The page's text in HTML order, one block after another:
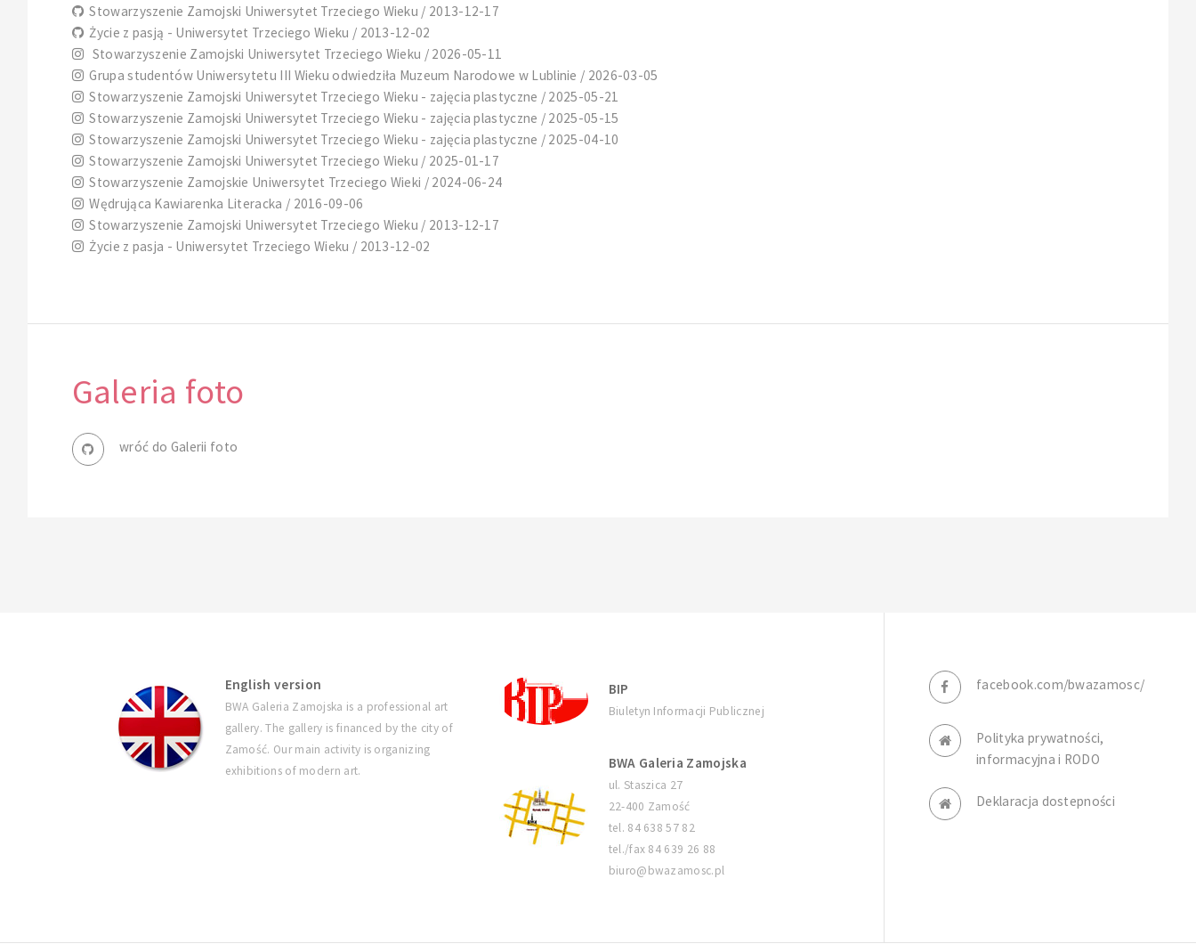
Stowarzyszenie Zamojski Uniwersytet Trzeciego Wieku / 2013-12-17
Życie z pasją - Uniwersytet Trzeciego Wieku / 2013-12-02
Stowarzyszenie Zamojski Uniwersytet Trzeciego Wieku / 2026-05-11
Grupa studentów Uniwersytetu III Wieku odwiedziła Muzeum Narodowe w Lublinie / 2026-03-05
Stowarzyszenie Zamojski Uniwersytet Trzeciego Wieku - zajęcia plastyczne / 2025-05-21
Stowarzyszenie Zamojski Uniwersytet Trzeciego Wieku - zajęcia plastyczne / 2025-05-15
Stowarzyszenie Zamojski Uniwersytet Trzeciego Wieku - zajęcia plastyczne / 2025-04-10
Stowarzyszenie Zamojski Uniwersytet Trzeciego Wieku / 2025-01-17
Stowarzyszenie Zamojskie Uniwersytet Trzeciego Wieki / 2024-06-24
Wędrująca Kawiarenka Literacka / 2016-09-06
Stowarzyszenie Zamojski Uniwersytet Trzeciego Wieku / 2013-12-17
Życie z pasja - Uniwersytet Trzeciego Wieku / 2013-12-02
Galeria foto
wróć do Galerii foto
English version
BWA Galeria Zamojska is a professional art
gallery. The gallery is financed by the city of
Zamość. Our main activity is organizing
exhibitions of modern art.
BIP
Biuletyn Informacji Publicznej
BWA Galeria Zamojska
ul. Staszica 27
22-400 Zamość
tel. 84 638 57 82
tel./fax 84 639 26 88
biuro@bwazamosc.pl
facebook.com/bwazamosc/
Polityka prywatności,
informacyjna i RODO
Deklaracja dostepności